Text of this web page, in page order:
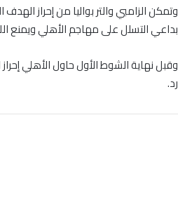
وتمكن الزامبي والتر بواليا من إحراز
بداعي التسلل على مهاجم الأهلي ويمنع
وقبل نهاية الشوط الأول حاول الأهلي
رد.